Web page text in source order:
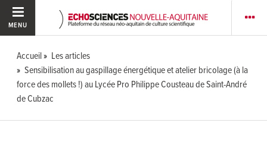
MENU
Accueil
Les articles
Sensibilisation au gaspillage énergétique et atelier bricolage (à la
force des mollets !) au Lycée Pro Philippe Cousteau de Saint-André
de Cubzac